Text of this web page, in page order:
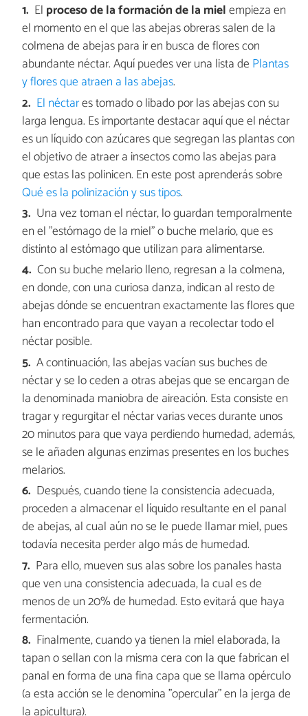
El proceso de la formación de la mielempieza en
el momento en el que las abejas obreras salen de la
colmena de abejas para ir en busca de flores con
abundante néctar. Aquí puedes ver una lista de Plantas
y flores que atraen a las abejas.
El néctares tomado o libado por las abejas con su
larga lengua. Es importante destacar aquí que el néctar
es un líquido con azúcares que segregan las plantas con
el objetivo de atraer a insectos como las abejas para
que estas las polinicen. En este post aprenderás sobre
Qué es la polinización y sus tipos.
Una vez toman el néctar, lo guardan temporalmente
en el "estómago de la miel" o buche melario, que es
distinto al estómago que utilizan para alimentarse.
Con su buche melario lleno, regresan a la colmena,
en donde, con una curiosa danza, indican al resto de
abejas dónde se encuentran exactamente las flores que
han encontrado para que vayan a recolectar todo el
néctar posible.
A continuación, las abejas vacían sus buches de
néctar y se lo ceden a otras abejas que se encargan de
la denominada maniobra de aireación. Esta consiste en
tragar y regurgitar el néctar varias veces durante unos
20 minutos para que vaya perdiendo humedad, además,
se le añaden algunas enzimas presentes en los buches
melarios.
Después, cuando tiene la consistencia adecuada,
proceden a almacenar el líquido resultante en el panal
de abejas, al cual aún no se le puede llamar miel, pues
todavía necesita perder algo más de humedad.
Para ello, mueven sus alas sobre los panales hasta
que ven una consistencia adecuada, la cual es de
menos de un 20% de humedad. Esto evitará que haya
fermentación.
Finalmente, cuando ya tienen la miel elaborada, la
tapan o sellan con la misma cera con la que fabrican el
panal en forma de una fina capa que se llama opérculo
(a esta acción se le denomina "opercular" en la jerga de